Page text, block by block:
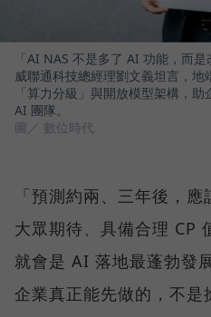
「AI NAS 不是多了 AI 功能，而
威聯通科技總經理劉文義坦言，地
「算力分級」與開放模型架構，
AI 團隊。
圖／ 數位時代
「預測約兩、三年後，
大眾期待、具備合理 CP
就會是 AI 落地最蓬勃發
企業真正能先做的，不是